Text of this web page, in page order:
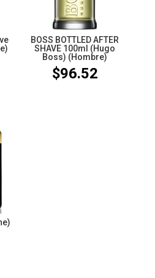
BOSS BOTTLED AFTER
SHAVE 100ml (Hugo
Boss) (Hombre)
$96.52